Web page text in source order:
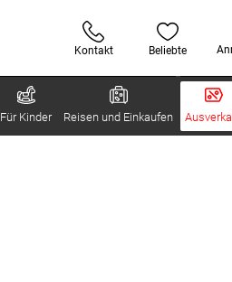
Kontakt Beliebte
Für Kinder Reisen und Einkaufen